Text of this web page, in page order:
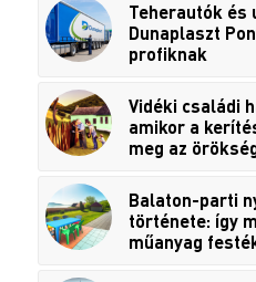
Teherautók és
Dunaplaszt
profiknak
Vidéki családi
amikor a
meg az
Balaton-parti
története: így
műanyag